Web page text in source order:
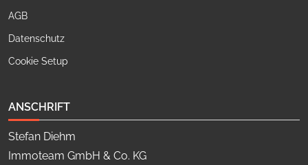
AGB
Datenschutz
Cookie Setup
ANSCHRIFT
Stefan Diehm
Immoteam GmbH & Co. KG